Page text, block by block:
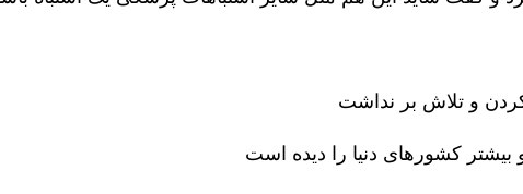
و تلاش بر نداشت
کشورهای دنیا را دیده است